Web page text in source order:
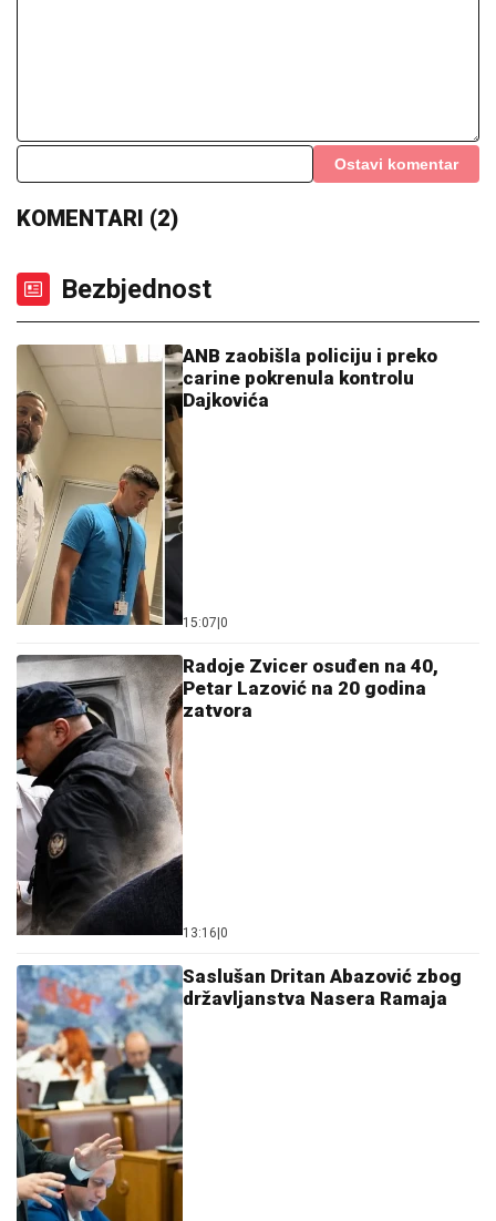
Ostavi komentar
KOMENTARI (2)
Bezbjednost
ANB zaobišla policiju i preko
carine pokrenula kontrolu
Dajkovića
15:07 0
Radoje Zvicer osuđen na 40,
Petar Lazović na 20 godina
zatvora
13:16 0
Saslušan Dritan Abazović zbog
državljanstva Nasera Ramaja